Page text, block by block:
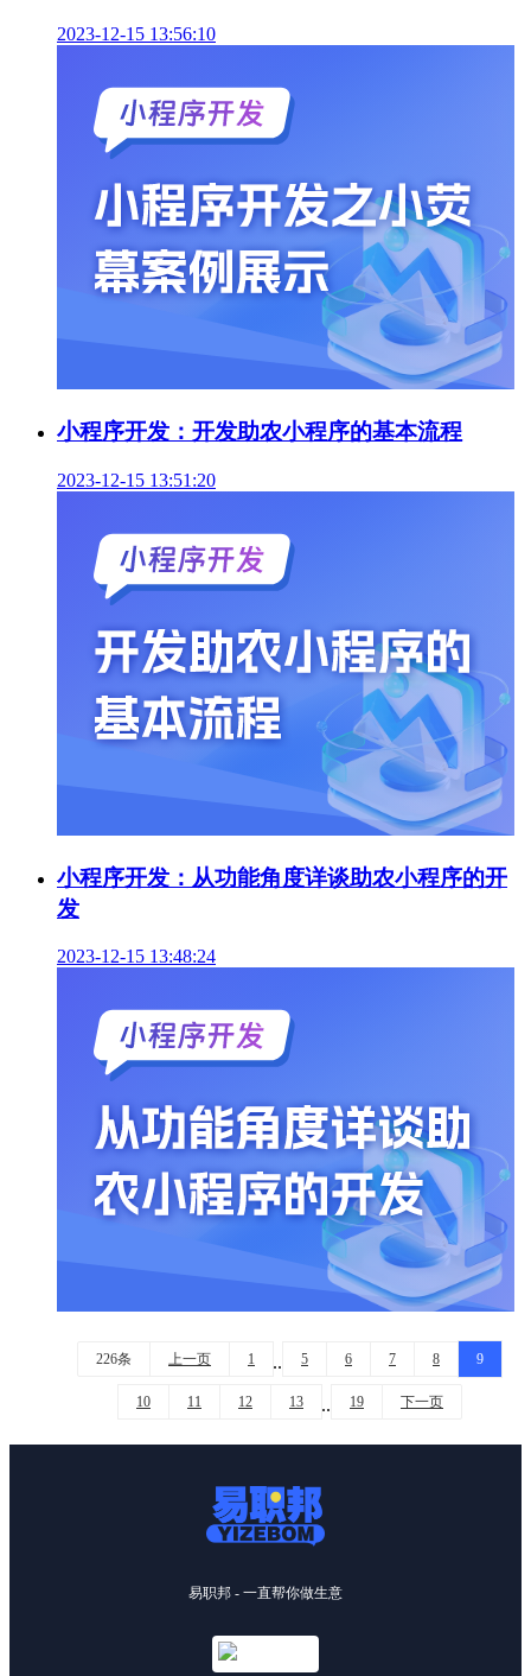
2023-12-15 13:56:10
小程序开发：开发助农小程序的基本流程
2023-12-15 13:51:20
小程序开发：从功能角度详谈助农小程序的开
发
2023-12-15 13:48:24
226条 上一页 1 .. 5 6 7 8 9
10 11 12 13 .. 19 下一页
易职邦 - 一直帮你做生意